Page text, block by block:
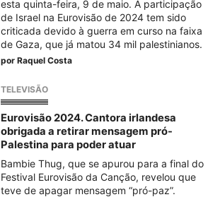
esta quinta-feira, 9 de maio. A participação
de Israel na Eurovisão de 2024 tem sido
criticada devido à guerra em curso na faixa
de Gaza, que já matou 34 mil palestinianos.
por Raquel Costa
TELEVISÃO
Eurovisão 2024. Cantora irlandesa
obrigada a retirar mensagem pró-
Palestina para poder atuar
Bambie Thug, que se apurou para a final do
Festival Eurovisão da Canção, revelou que
teve de apagar mensagem “pró-paz”.